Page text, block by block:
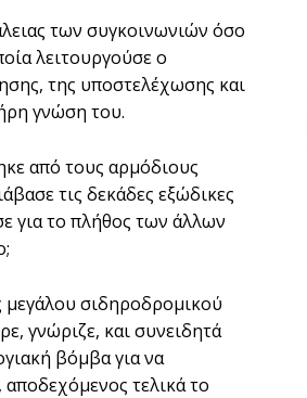
των συγκοινωνιών όσο
λειτουργούσε ο
της υποστελέχωσης και
γνώση του.
από τους αρμόδιους
τις δεκάδες εξώδικες
για το πλήθος των άλλων
μεγάλου σιδηροδρομικού
γνώριζε, και συνειδητά
βόμβα για να
τελικά το